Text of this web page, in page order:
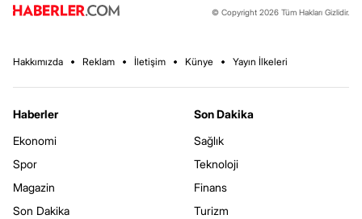
© Copyright 2026 Tüm Hakları Gizlidir.
Hakkımızda Reklam İletişim Künye Yayın İlkeleri
Haberler
Ekonomi
Spor
Magazin
Son Dakika
Son Dakika
Sağlık
Teknoloji
Finans
Turizm